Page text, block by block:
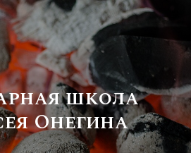
школа
Онегина